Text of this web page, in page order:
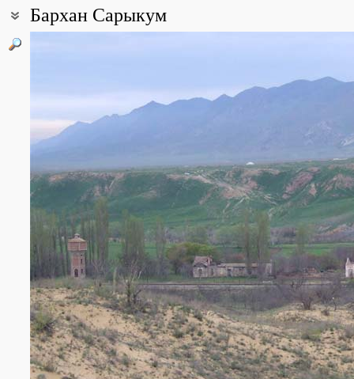
Бархан Сарыкум
Сарыкум и другие барханы Кумторкалинского массива эолово-
неподвижно, а гребень перемещается по воле ветров, дующих
противоположном направлении. Благодаря особому
с течением времени возникло это уникальное образование,
степями.
горному поднятию. Его северные и восточные склоны
Кумторкалинские пески представляют собой целую систему
достигает абсолютной высоты 262 м.
Климат в районе бархана Сарыкум теплый, сухой, с резко
Среднегодовая температура 14,8°.
All photos (34) Photos of plants & lichens(263)